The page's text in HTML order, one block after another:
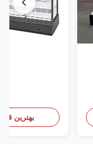
بهترین